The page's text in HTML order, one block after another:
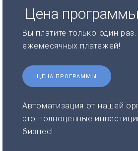
Цена программы
Вы платите только один
ежемесячных платежей!
ЦЕНА ПРОГРАММЫ
Автоматизация от нашей
это полноценные
бизнес!